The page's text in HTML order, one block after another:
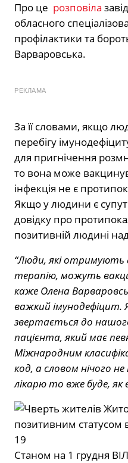
Про це розповіла
обласного
профілактики та
Варваровська.
РЕКЛАМА
За її словами, якщо
перебігу
для пригнічення
то вона може
інфекція не є
Якщо у людини є
довідку про
позитивній людині
“Люди, які отримують
терапію, можуть
каже Олена
важкий імунодефіцит.
звертається до
пацієнта, який має
Міжнародним
код, а словом нічого
лікарю то вже буде, як
Станом на 1 грудня